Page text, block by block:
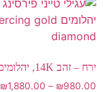
ירח – זהב 14K, יהלומים טבעיים.
₪980.00
–
₪1,880.00